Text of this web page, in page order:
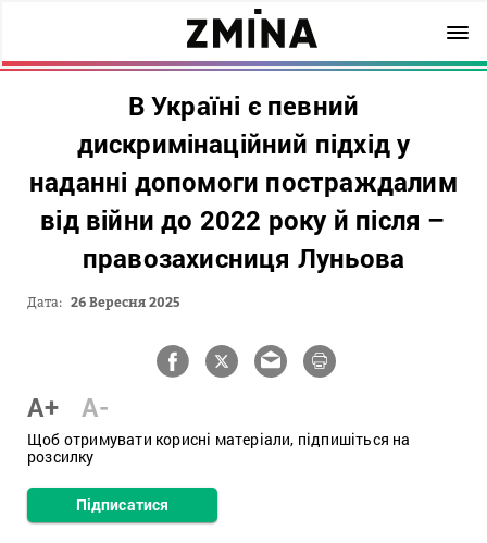
В Україні є певний
дискримінаційний підхід у
наданні допомоги постраждалим
від війни до 2022 року й після –
правозахисниця Луньова
Дата: 26 Вересня 2025
A+ A-
Щоб отримувати корисні матеріали, підпишіться на
розсилку
Підписатися